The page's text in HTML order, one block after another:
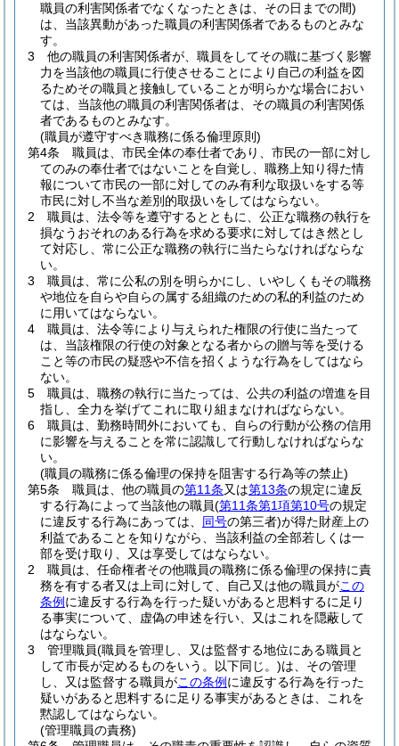
職員の利害関係者でなくなったときは、その日までの間)
は、当該異動があった職員の利害関係者であるものとみな
す。
3
他の職員の利害関係者が、職員をしてその職に基づく影響
力を当該他の職員に行使させることにより自己の利益を図
るためその職員と接触していることが明らかな場合におい
ては、当該他の職員の利害関係者は、その職員の利害関係
者であるものとみなす。
(職員が遵守すべき職務に係る倫理原則)
第4条
職員は、市民全体の奉仕者であり、市民の一部に対し
てのみの奉仕者ではないことを自覚し、職務上知り得た情
報について市民の一部に対してのみ有利な取扱いをする等
市民に対し不当な差別的取扱いをしてはならない。
2
職員は、法令等を遵守するとともに、公正な職務の執行を
損なうおそれのある行為を求める要求に対してはき然とし
て対応し、常に公正な職務の執行に当たらなければならな
い。
3
職員は、常に公私の別を明らかにし、いやしくもその職務
や地位を自らや自らの属する組織のための私的利益のため
に用いてはならない。
4
職員は、法令等により与えられた権限の行使に当たって
は、当該権限の行使の対象となる者からの贈与等を受ける
こと等の市民の疑惑や不信を招くような行為をしてはなら
ない。
5
職員は、職務の執行に当たっては、公共の利益の増進を目
指し、全力を挙げてこれに取り組まなければならない。
6
職員は、勤務時間外においても、自らの行動が公務の信用
に影響を与えることを常に認識して行動しなければならな
い。
(職員の職務に係る倫理の保持を阻害する行為等の禁止)
第5条
職員は、他の職員の第11条又は第13条の規定に違反
する行為によって当該他の職員(第11条第1項第10号の規定
に違反する行為にあっては、 同号の第三者)が得た財産上の
利益であることを知りながら、当該利益の全部若しくは一
部を受け取り、又は享受してはならない。
2
職員は、任命権者その他職員の職務に係る倫理の保持に責
務を有する者又は上司に対して、自己又は他の職員がこの
条例 に違反する行為を行った疑いがあると思料するに足り
る事実について、虚偽の申述を行い、又はこれを隠蔽して
はならない。
3
管理職員(職員を管理し、又は監督する地位にある職員と
して市長が定めるものをいう。以下同じ。)は、その管理
し、又は監督する職員がこの条例 に違反する行為を行った
疑いがあると思料するに足りる事実があるときは、これを
黙認してはならない。
(管理職員の責務)